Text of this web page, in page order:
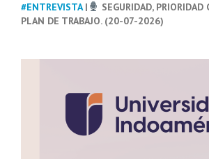
#ENTREVISTA|
SEGURIDAD, PRIORIDAD
PLAN DE TRABAJO. (20-07-2026)